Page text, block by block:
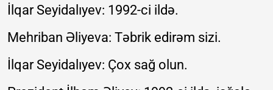
İlqar Seyidalıyev: 1992-ci ildə.
Mehriban Əliyeva: Təbrik edirəm sizi.
İlqar Seyidalıyev: Çox sağ olun.